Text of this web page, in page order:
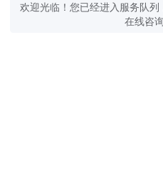
欢迎光临！您已经进入服务队
在线咨